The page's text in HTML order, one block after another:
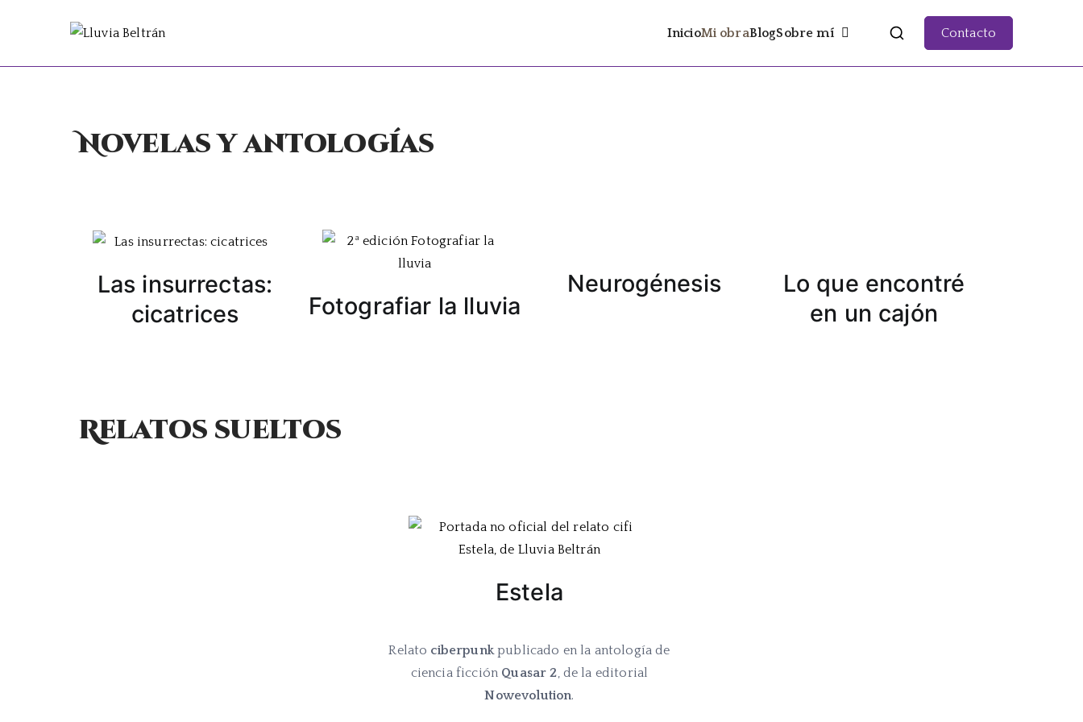
InicioMi obraBlogSobre mí Contacto
Novelas y antologías
Las insurrectas:
cicatrices
Fotografiar la lluvia
Neurogénesis
Lo que encontré
en un cajón
Relatos sueltos
Estela
Relato ciberpunkpublicado en la antología de
ciencia ficción Quasar 2, de la editorial
Nowevolution.